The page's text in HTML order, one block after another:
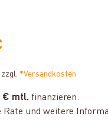
*Versandkosten
€ mtl. finanzieren.
Rate und weitere